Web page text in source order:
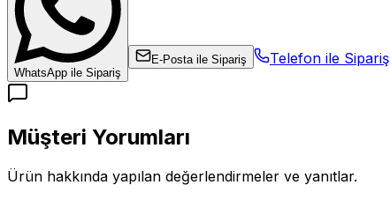
WhatsApp ile Sipariş
E-Posta ile Sipariş Telefon ile Sipariş
Müşteri Yorumları
Ürün hakkında yapılan değerlendirmeler ve yanıtlar.